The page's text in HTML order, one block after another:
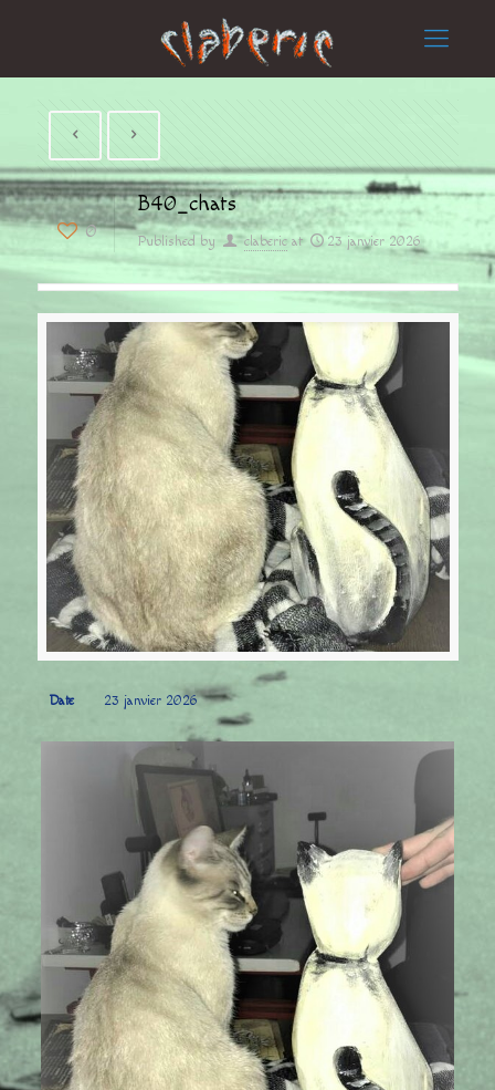
0
B40_chats
Published by claberic at 23 janvier 2026
Date 23 janvier 2026